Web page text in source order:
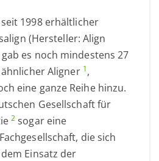
1998 erhältlicher
(Hersteller: Align
es noch mindestens 27
Aligner 1,
eine ganze Reihe hinzu.
Gesellschaft für
2 sogar eine
die sich
Einsatz der